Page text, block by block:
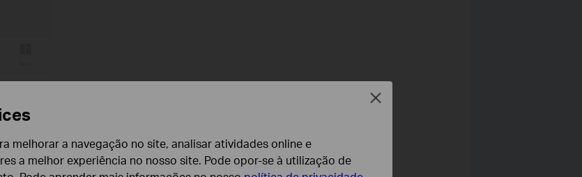
melhorar a navegação no site, analisar atividades online e
a melhor experiência no nosso site. Pode opor-se à utilização de
Close